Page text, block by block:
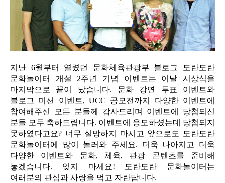
지난 6월부터 열렸던 문화체육관광부 블로그 도란도란
문화놀이터 개설 2주년 기념 이벤트는 이날 시상식을
마지막으로 끝이 났습니다. 문화 강연 투표 이벤트와
블로그 미션 이벤트, UCC 공모전까지 다양한 이벤트에
참여해주신 모든 분들께 감사드리며 이벤트에 당첨되신
분들 모두 축하드립니다. 이벤트에 응모하셨는데 당첨되지
못하였다고요? 너무 실망하지 마시고 앞으로도 도란도란
문화놀이터에 많이 놀러와 주세요. 더욱 나아지고 더욱
다양한 이벤트와 문화, 체육, 관광 콘텐츠를 준비해
놓겠습니다. 잊지 마세요! 도란도란 문화놀이터는
여러분의 관심과 사랑을 먹고 자란답니다.